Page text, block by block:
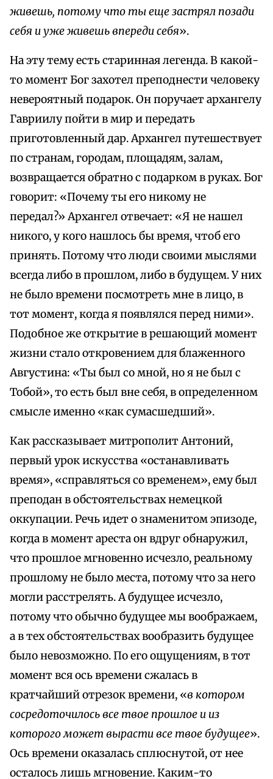
живешь, потому что ты еще застрял позади
себя и уже живешь впереди себя».
На эту тему есть старинная легенда. В какой-
то момент Бог захотел преподнести человеку
невероятный подарок. Он поручает архангелу
Гавриилу пойти в мир и передать
приготовленный дар. Архангел путешествует
по странам, городам, площадям, залам,
возвращается обратно с подарком в руках. Бог
говорит: «Почему ты его никому не
передал?» Архангел отвечает: «Я не нашел
никого, у кого нашлось бы время, чтоб его
принять. Потому что люди своими мыслями
всегда либо в прошлом, либо в будущем. У них
не было времени посмотреть мне в лицо, в
тот момент, когда я появлялся перед ними».
Подобное же открытие в решающий момент
жизни стало откровением для блаженного
Августина: «Ты был со мной, но я не был с
Тобой», то есть был вне себя, в определенном
смысле именно «как сумасшедший».
Как рассказывает митрополит Антоний,
первый урок искусства «останавливать
время», «справляться со временем», ему был
преподан в обстоятельствах немецкой
оккупации. Речь идет о знаменитом эпизоде,
когда в момент ареста он вдруг обнаружил,
что прошлое мгновенно исчезло, реальному
прошлому не было места, потому что за него
могли расстрелять. А будущее исчезло,
потому что обычно будущее мы воображаем,
а в тех обстоятельствах вообразить будущее
было невозможно. По его ощущениям, в тот
момент вся ось времени сжалась в
кратчайший отрезок времени, «в котором
сосредоточилось все твое прошлое и из
которого может вырасти все твое будущее».
Ось времени оказалась сплюснутой, от нее
осталось лишь мгновение. Каким-то